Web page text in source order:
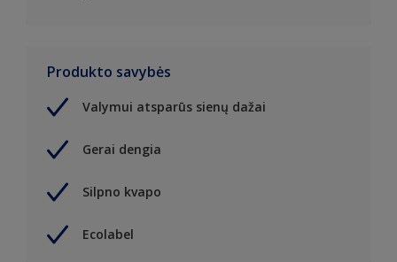
Produkto savybės
Valymui atsparūs sienų dažai
Gerai dengia
Silpno kvapo
Ecolabel